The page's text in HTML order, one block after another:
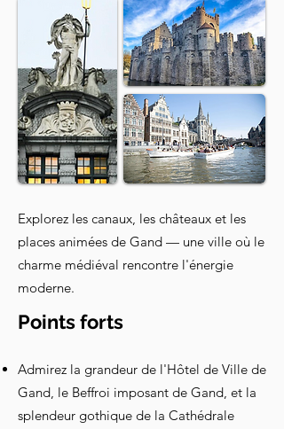
Explorez les canaux, les châteaux et les
places animées de Gand — une ville où le
charme médiéval rencontre l'énergie
moderne.
Points forts
Admirez la grandeur de l'Hôtel de Ville de
Gand, le Beffroi imposant de Gand, et la
splendeur gothique de la Cathédrale